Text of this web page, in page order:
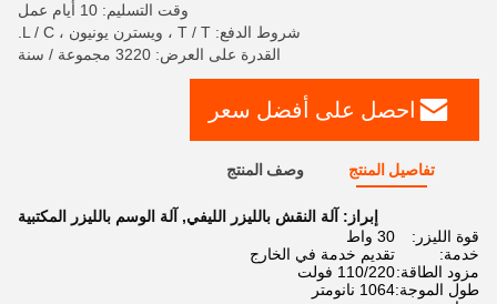
وقت التسليم: 10 أيام عمل
شروط الدفع: T / T ، ويسترن يونيون ، L / C.
القدرة على العرض: 3220 مجموعة / سنة
احصل على أفضل سعر
تفاصيل المنتج وصف المنتج
إبراز: آلة النقش بالليزر الليفي, آلة الوسم بالليزر المكتبية
قوة الليزر:
30 واط
خدمة:
تقديم خدمة في الخارج
مزود الطاقة:110/220 فولت
طول الموجة:1064 نانومتر